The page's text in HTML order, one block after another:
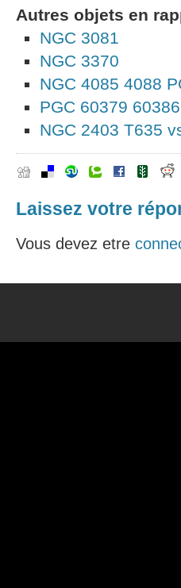
Autres objets en
NGC 3081
NGC 3370
NGC 4085 4088
PGC 60379 60386
NGC 2403 T635
Laissez votre
Vous devez etre